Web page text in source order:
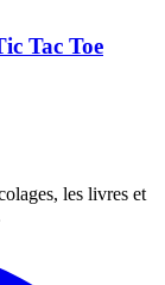
Tac Toe
les livres et